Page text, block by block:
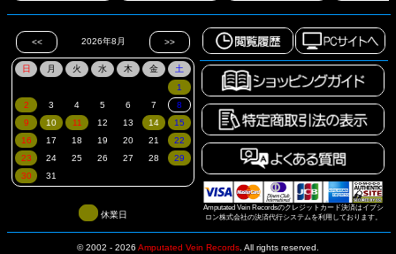
Amputated Vein Recordsのクレジットカード決済はイプシ
ロン株式会社の決済代行システムを利用しております。
休業日
© 2002 - 2026 Amputated Vein Records All rights reserved.